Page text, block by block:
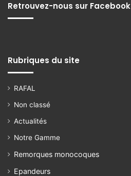
Retrouvez-nous sur Facebook
Rubriques du site
RAFAL
Non classé
Actualités
Notre Gamme
Remorques monocoques
Epandeurs